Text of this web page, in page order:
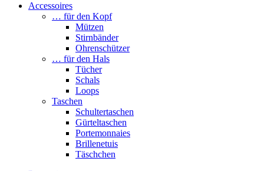
Accessoires
… für den Kopf
Mützen
Stirnbänder
Ohrenschützer
… für den Hals
Tücher
Schals
Loops
Taschen
Schultertaschen
Gürteltaschen
Portemonnaies
Brillenetuis
Täschchen